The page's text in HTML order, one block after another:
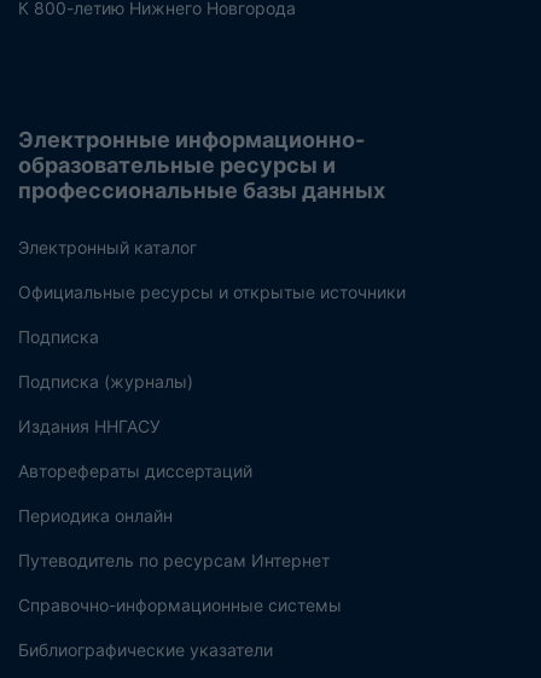
К 800-летию Нижнего Новгорода
Электронные информационно-
образовательные ресурсы и
профессиональные базы данных
Электронный каталог
Официальные ресурсы и открытые источники
Подписка
Подписка (журналы)
Издания ННГАСУ
Авторефераты диссертаций
Периодика онлайн
Путеводитель по ресурсам Интернет
Справочно-информационные системы
Библиографические указатели